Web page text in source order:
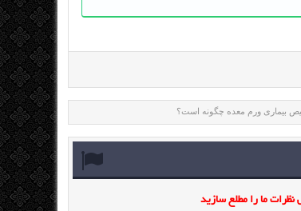
بیماری ورم معده چگونه است؟
ما را مطلع سازید